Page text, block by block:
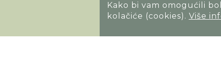
Kako bi vam omogućili
kolačiće (cookies). Više